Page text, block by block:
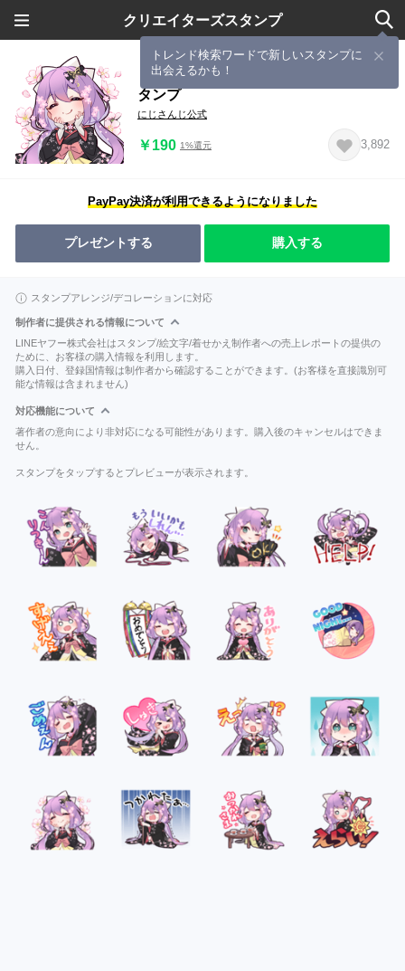
クリエイターズスタンプ
トレンド検索ワードで新しいスタンプに
出会えるかも！
りつきんの「もういいかもしれん」ス
タンプ
にじさんじ公式
￥190 1%還元 3,892
PayPay決済が利用できるようになりました
プレゼントする 購入する
スタンプアレンジ/デコレーションに対応
制作者に提供される情報について
LINEヤフー株式会社はスタンプ/絵文字/着せかえ制作者への売上レポートの提供の
ために、お客様の購入情報を利用します。
購入日付、登録国情報は制作者から確認することができます。(お客様を直接識別可
能な情報は含まれません)
対応機能について
著作者の意向により非対応になる可能性があります。購入後のキャンセルはできま
せん。
スタンプをタップするとプレビューが表示されます。